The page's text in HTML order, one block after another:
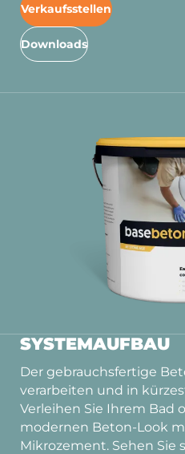
Verkaufsstellen
Downloads
SYSTEMAUFBAU
Der gebrauchsfertige
verarbeiten und in
Verleihen Sie Ihrem Bad
modernen Beton-Look
Mikrozement. Sehen Sie